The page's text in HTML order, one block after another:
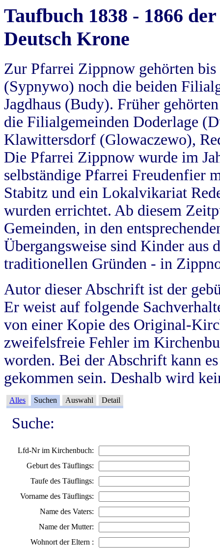
Taufbuch 1838 - 1866
Deutsch Krone
Zur Pfarrei Zippnow gehörten
(Sypnywo) noch die beiden
Jagdhaus (Budy). Früher
die Filialgemeinden Doderlage
Klawittersdorf (Glowaczewo),
Die Pfarrei Zippnow wurde im
selbständige Pfarrei Freudenfier
Stabitz und ein Lokalvikariat
wurden errichtet. Ab diesem
Gemeinden, in den
Übergangsweise sind Kinder aus
traditionellen Gründen - in
Autor dieser Abschrift ist der
Er weist auf folgende
von einer Kopie des Original-
zweifelsfreie Fehler im
worden. Bei der Abschrift kann
gekommen sein. Deshalb wird
Alles Suchen Auswahl Detail
Suche:
Lfd-Nr im Kirchenbuch:
Geburt des Täuflings:
Taufe des Täuflings:
Vorname des Täuflings:
Name des Vaters:
Name der Mutter:
Wohnort der Eltern :